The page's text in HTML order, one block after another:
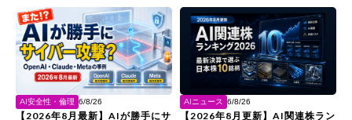
AI安全性・倫理 6/8/26
【2026年8月最新】AIが勝手にサ
AIニュース 6/8/26
【2026年8月更新】AI関連株ラン